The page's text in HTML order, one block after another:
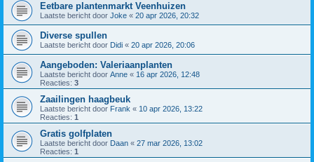
Eetbare plantenmarkt Veenhuizen
Laatste bericht door Joke « 20 apr 2026, 20:32
Diverse spullen
Laatste bericht door Didi « 20 apr 2026, 20:06
Aangeboden: Valeriaanplanten
Laatste bericht door Anne « 16 apr 2026, 12:48
Reacties: 3
Zaailingen haagbeuk
Laatste bericht door Frank « 10 apr 2026, 13:22
Reacties: 1
Gratis golfplaten
Laatste bericht door Daan « 27 mar 2026, 13:02
Reacties: 1